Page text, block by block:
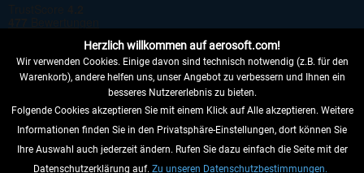
VERTRAG WIDERRUFEN
INFORMATIONEN
Herzlich willkommen auf aerosoft.com!
Wir verwenden Cookies. Einige davon sind technisch notwendig (z.B. für den
Warenkorb), andere helfen uns, unser Angebot zu verbessern und Ihnen ein
besseres Nutzererlebnis zu bieten.
Folgende Cookies akzeptieren Sie mit einem Klick auf Alle akzeptieren. Weitere
Informationen finden Sie in den Privatsphäre-Einstellungen, dort können Sie
Ihre Auswahl auch jederzeit ändern. Rufen Sie dazu einfach die Seite mit der
Datenschutzerklärung auf. Zu unseren Datenschutzbestimmungen.